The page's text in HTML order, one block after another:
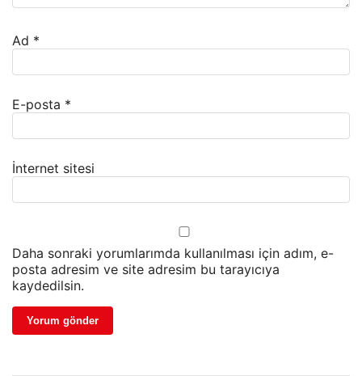
Ad *
E-posta *
İnternet sitesi
Daha sonraki yorumlarımda kullanılması için adım, e-
posta adresim ve site adresim bu tarayıcıya
kaydedilsin.